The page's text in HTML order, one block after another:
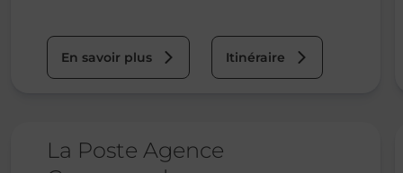
En savoir plus Itinéraire
La Poste Agence